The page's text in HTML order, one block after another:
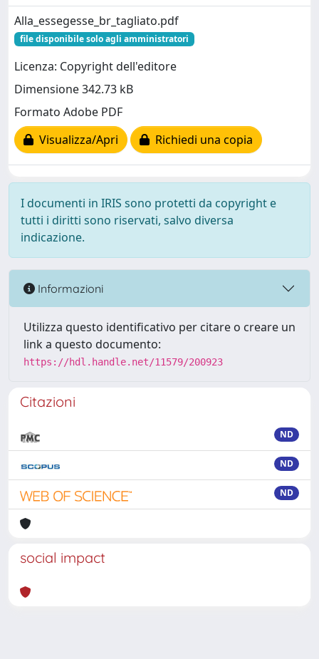
Alla_essegesse_br_tagliato.pdf
file disponibile solo agli amministratori
Licenza: Copyright dell'editore
Dimensione 342.73 kB
Formato Adobe PDF
Visualizza/Apri
Richiedi una copia
I documenti in IRIS sono protetti da copyright e
tutti i diritti sono riservati, salvo diversa
indicazione.
Informazioni
Utilizza questo identificativo per citare o creare un
link a questo documento:
https://hdl.handle.net/11579/200923
Citazioni
ND
ND
ND
social impact